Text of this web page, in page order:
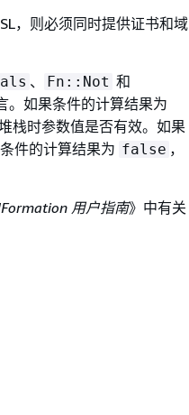
，则必须同时提供证书和域
、 Fn::Not 和
。如果条件的计算结果为
栈时参数值是否有效。如果
件的计算结果为 false ，
用户指南》中有关